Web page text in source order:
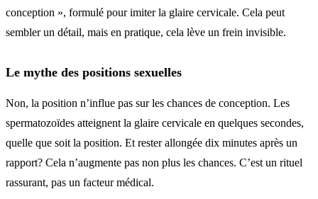
conception », formulé pour imiter la glaire cervicale. Cela peut
sembler un détail, mais en pratique, cela lève un frein invisible.
Le mythe des positions sexuelles
Non, la position n’influe pas sur les chances de conception. Les
spermatozoïdes atteignent la glaire cervicale en quelques secondes,
quelle que soit la position. Et rester allongée dix minutes après un
rapport? Cela n’augmente pas non plus les chances. C’est un rituel
rassurant, pas un facteur médical.